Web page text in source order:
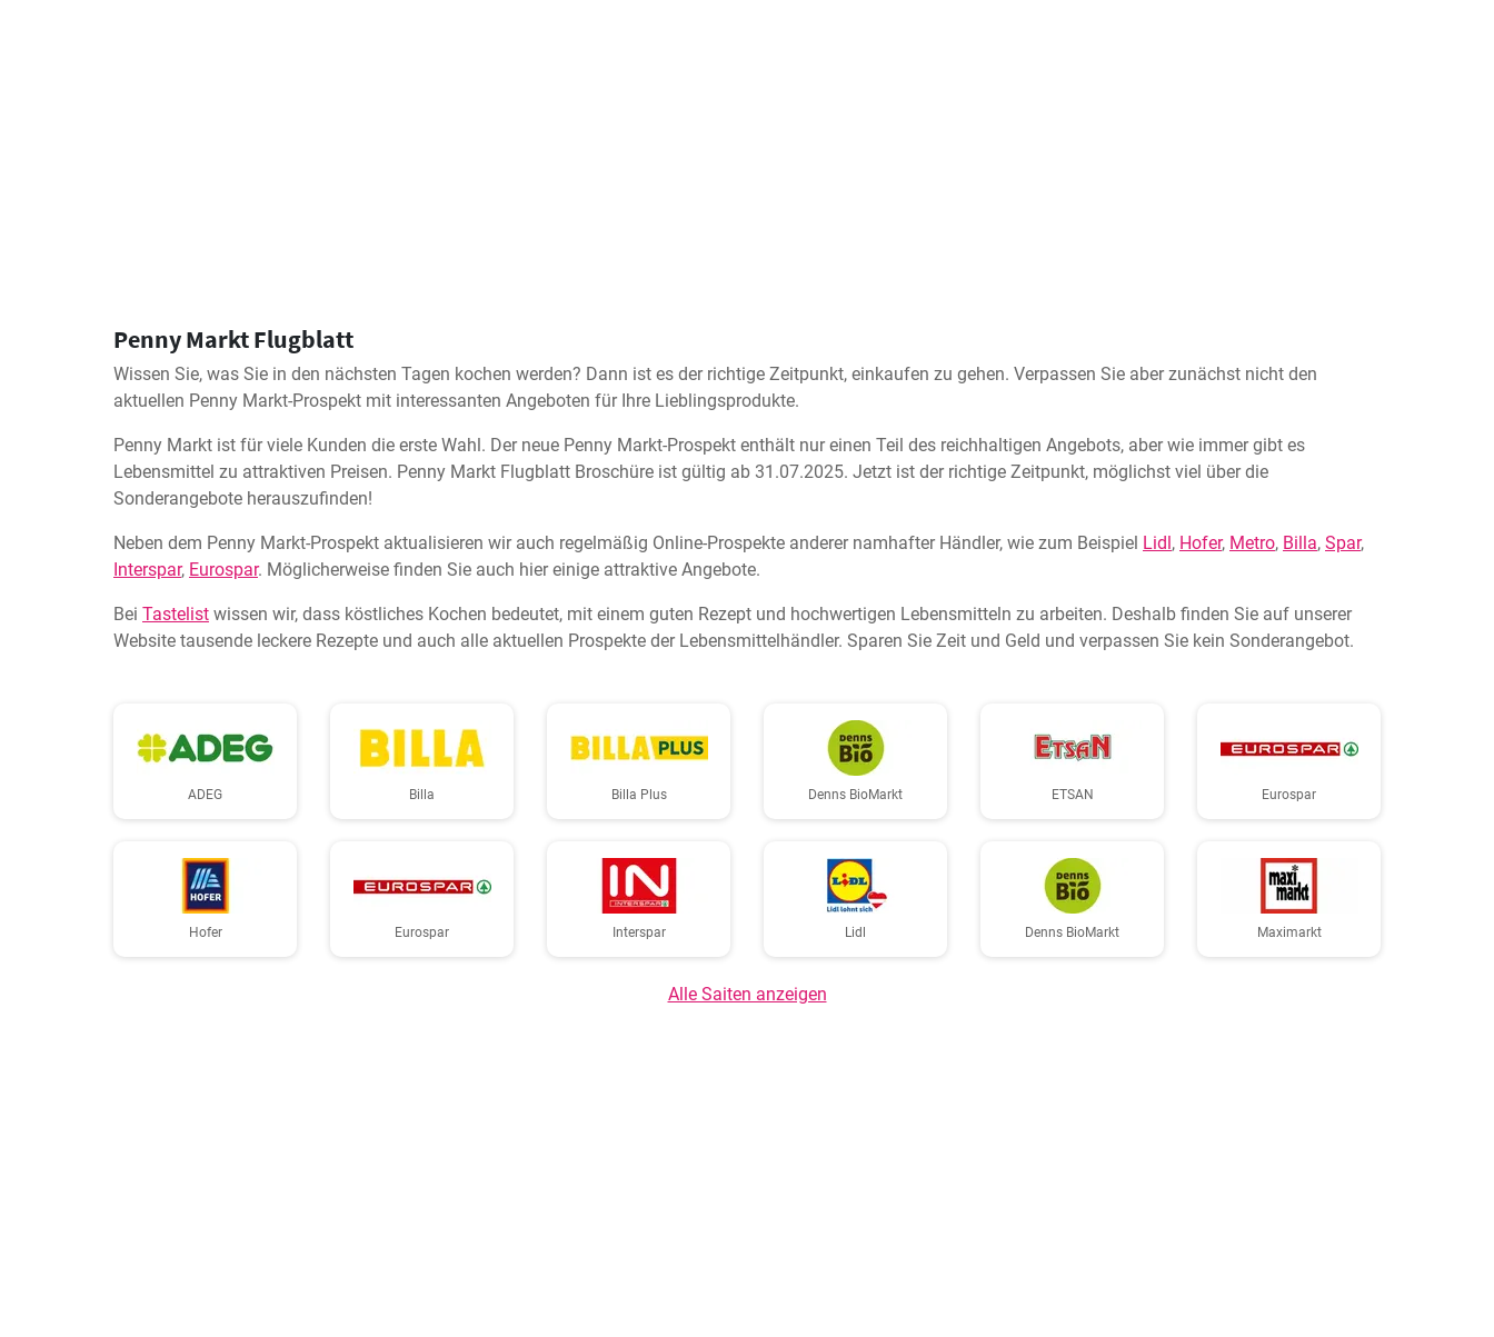
Penny Markt Flugblatt
Wissen Sie, was Sie in den nächsten Tagen kochen werden? Dann ist es der richtige Zeitpunkt, einkaufen zu gehen. Verpassen Sie aber zunächst nicht den
aktuellen Penny Markt-Prospekt mit interessanten Angeboten für Ihre Lieblingsprodukte.
Penny Markt ist für viele Kunden die erste Wahl. Der neue Penny Markt-Prospekt enthält nur einen Teil des reichhaltigen Angebots, aber wie immer gibt es
Lebensmittel zu attraktiven Preisen. Penny Markt Flugblatt Broschüre ist gültig ab 31.07.2025. Jetzt ist der richtige Zeitpunkt, möglichst viel über die
Sonderangebote herauszufinden!
Neben dem Penny Markt-Prospekt aktualisieren wir auch regelmäßig Online-Prospekte anderer namhafter Händler, wie zum Beispiel Lidl, Hofer, Metro, Billa, Spar,
Interspar, Eurospar. Möglicherweise finden Sie auch hier einige attraktive Angebote.
Bei Tastelist wissen wir, dass köstliches Kochen bedeutet, mit einem guten Rezept und hochwertigen Lebensmitteln zu arbeiten. Deshalb finden Sie auf unserer
Website tausende leckere Rezepte und auch alle aktuellen Prospekte der Lebensmittelhändler. Sparen Sie Zeit und Geld und verpassen Sie kein Sonderangebot.
ADEG Billa Billa Plus Denns BioMarkt ETSAN Eurospar
Hofer Eurospar Interspar Lidl Denns BioMarkt Maximarkt
Alle Saiten anzeigen